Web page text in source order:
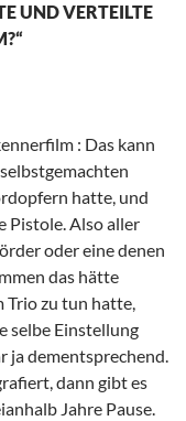
UND VERTEILTE
: Das kann
hatte, und
Pistole. Also aller
oder eine denen
das hätte
Trio zu tun hatte,
selbe Einstellung
ja dementsprechend.
dann gibt es
Jahre Pause.